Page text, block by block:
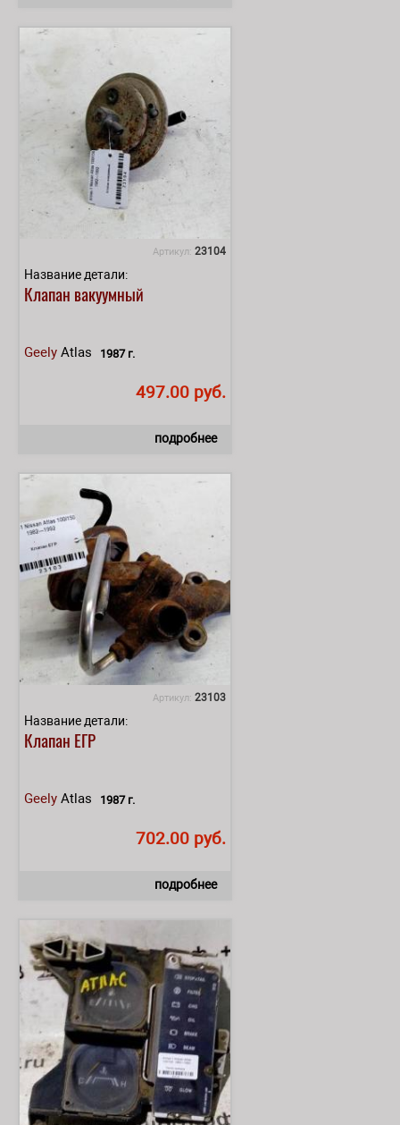
Артикул: 23104
Название детали:
Клапан вакуумный
Geely Atlas 1987 г.
497.00 руб.
подробнее
Артикул: 23103
Название детали:
Клапан ЕГР
Geely Atlas 1987 г.
702.00 руб.
подробнее